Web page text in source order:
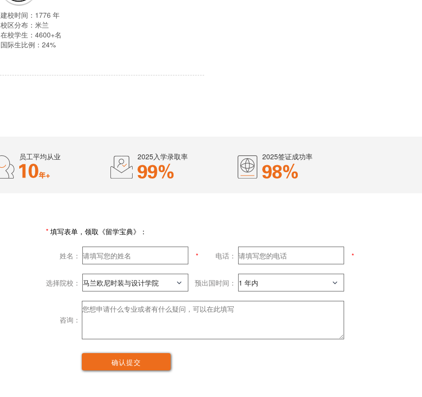
建校时间：1776 年
校区分布： 米兰
在校学生：4600+名
国际生比例：24%
员工平均从业 2025入学录取率 2025签证成功率
*填写表单，领取《留学宝典》：
姓名： 电话：
选择院校： 预出国时间：
咨询：